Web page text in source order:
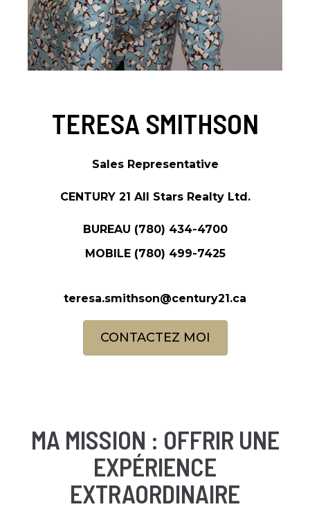
TERESA SMITHSON
Sales Representative
CENTURY 21 All Stars Realty Ltd.
BUREAU (780) 434-4700
MOBILE (780) 499-7425
teresa.smithson@century21.ca
CONTACTEZ MOI
MA MISSION : OFFRIR UNE
EXPÉRIENCE
EXTRAORDINAIRE